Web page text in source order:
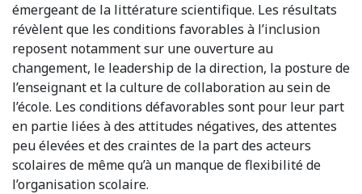
émergeant de la littérature scientifique. Les résultats
révèlent que les conditions favorables à l’inclusion
reposent notamment sur une ouverture au
changement, le leadership de la direction, la posture de
l’enseignant et la culture de collaboration au sein de
l’école. Les conditions défavorables sont pour leur part
en partie liées à des attitudes négatives, des attentes
peu élevées et des craintes de la part des acteurs
scolaires de même qu’à un manque de flexibilité de
l’organisation scolaire.